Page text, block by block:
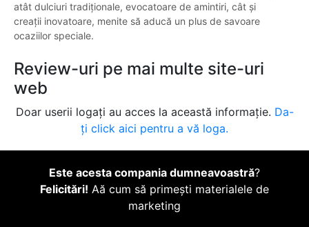
atât dulciuri tradiționale, evocatoare de amintiri, cât și
creații inovatoare, menite să aducă un plus de savoare
ocaziilor speciale.
Review-uri pe mai multe site-uri
web
Doar userii logați au acces la această informație. Da-
ți click aici pentru a vă loga.
Este acesta compania dumneavoastră?
Felicitări! Aă cum să primești materialele de
marketing